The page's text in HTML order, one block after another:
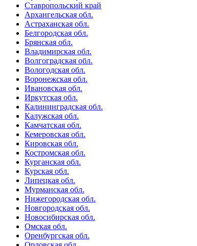
Ставропольский край
Архангельская обл.
Астраханская обл.
Белгородская обл.
Брянская обл.
Владимирская обл.
Волгоградская обл.
Вологодская обл.
Воронежская обл.
Ивановская обл.
Иркутская обл.
Калининградская обл.
Калужская обл.
Камчатская обл.
Кемеровская обл.
Кировская обл.
Костромская обл.
Курганская обл.
Курская обл.
Липецкая обл.
Мурманская обл.
Нижегородская обл.
Новгородская обл.
Новосибирская обл.
Омская обл.
Оренбургская обл.